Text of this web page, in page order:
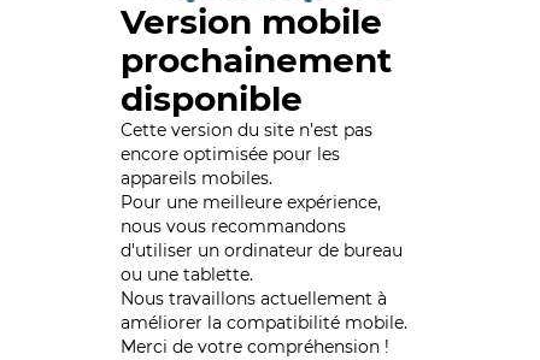
Version mobile
prochainement
disponible
Cette version du site n’est pas
encore optimisée pour les
appareils mobiles.
Pour une meilleure expérience,
nous vous recommandons
d'utiliser un ordinateur de bureau
ou une tablette.
Nous travaillons actuellement à
améliorer la compatibilité mobile.
Merci de votre compréhension !